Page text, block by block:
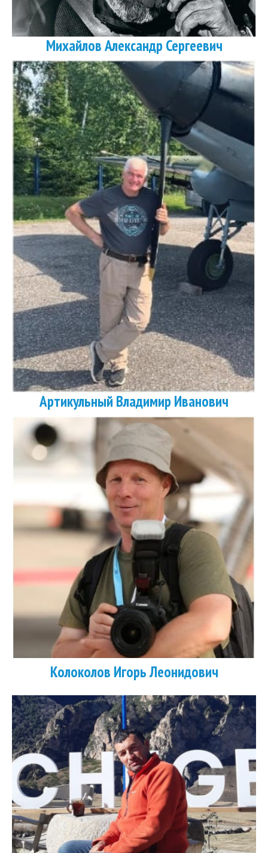
Михайлов Александр Сергеевич
Артикульный Владимир Иванович
Колоколов Игорь Леонидович